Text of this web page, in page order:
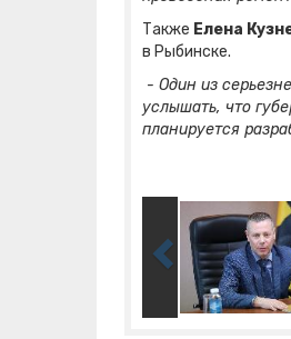
Также Елена
в Рыбинске.
- Один из
услышать, что
планируется